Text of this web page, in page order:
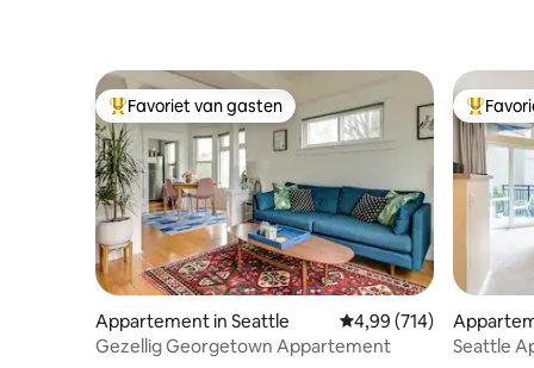
Topfavoriet van gasten
Favoriet van gasten
Appartement in Seattle Gemiddelde
4,99 (714)
Gezellig Georgetown Appartement
Seattle